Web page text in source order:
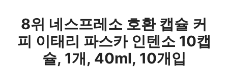
8위 네스프레소 호환 캡슐 커
피 이태리 파스카 인텐소 10캡
슐, 1개, 40ml, 10개입